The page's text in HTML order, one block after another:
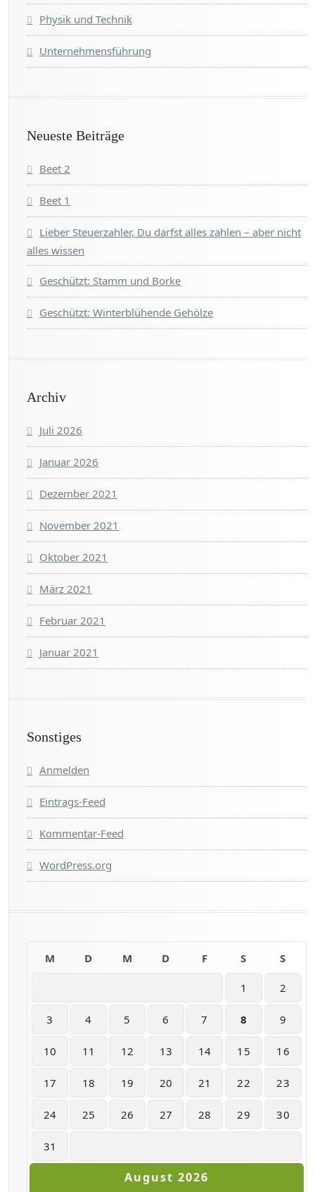
Physik und Technik
Unternehmensführung
Neueste Beiträge
Beet 2
Beet 1
Lieber Steuerzahler, Du darfst alles zahlen – aber nicht
alles wissen
Geschützt: Stamm und Borke
Geschützt: Winterblühende Gehölze
Archiv
Juli 2026
Januar 2026
Dezember 2021
November 2021
Oktober 2021
März 2021
Februar 2021
Januar 2021
Sonstiges
Anmelden
Eintrags-Feed
Kommentar-Feed
WordPress.org
August 2026
M D M D F S S
1 2
3 4 5 6 7 8 9
10 11 12 13 14 15 16
17 18 19 20 21 22 23
24 25 26 27 28 29 30
31